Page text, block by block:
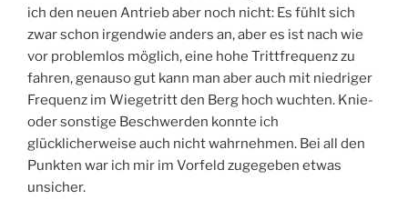
ich den neuen Antrieb aber noch nicht: Es fühlt sich
zwar schon irgendwie anders an, aber es ist nach wie
vor problemlos möglich, eine hohe Trittfrequenz zu
fahren, genauso gut kann man aber auch mit niedriger
Frequenz im Wiegetritt den Berg hoch wuchten. Knie-
oder sonstige Beschwerden konnte ich
glücklicherweise auch nicht wahrnehmen. Bei all den
Punkten war ich mir im Vorfeld zugegeben etwas
unsicher.